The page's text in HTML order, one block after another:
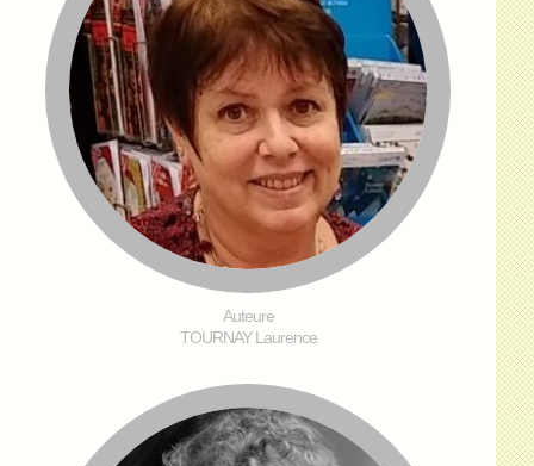
Auteure
TOURNAY Laurence